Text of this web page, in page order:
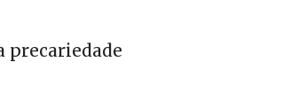
precariedade